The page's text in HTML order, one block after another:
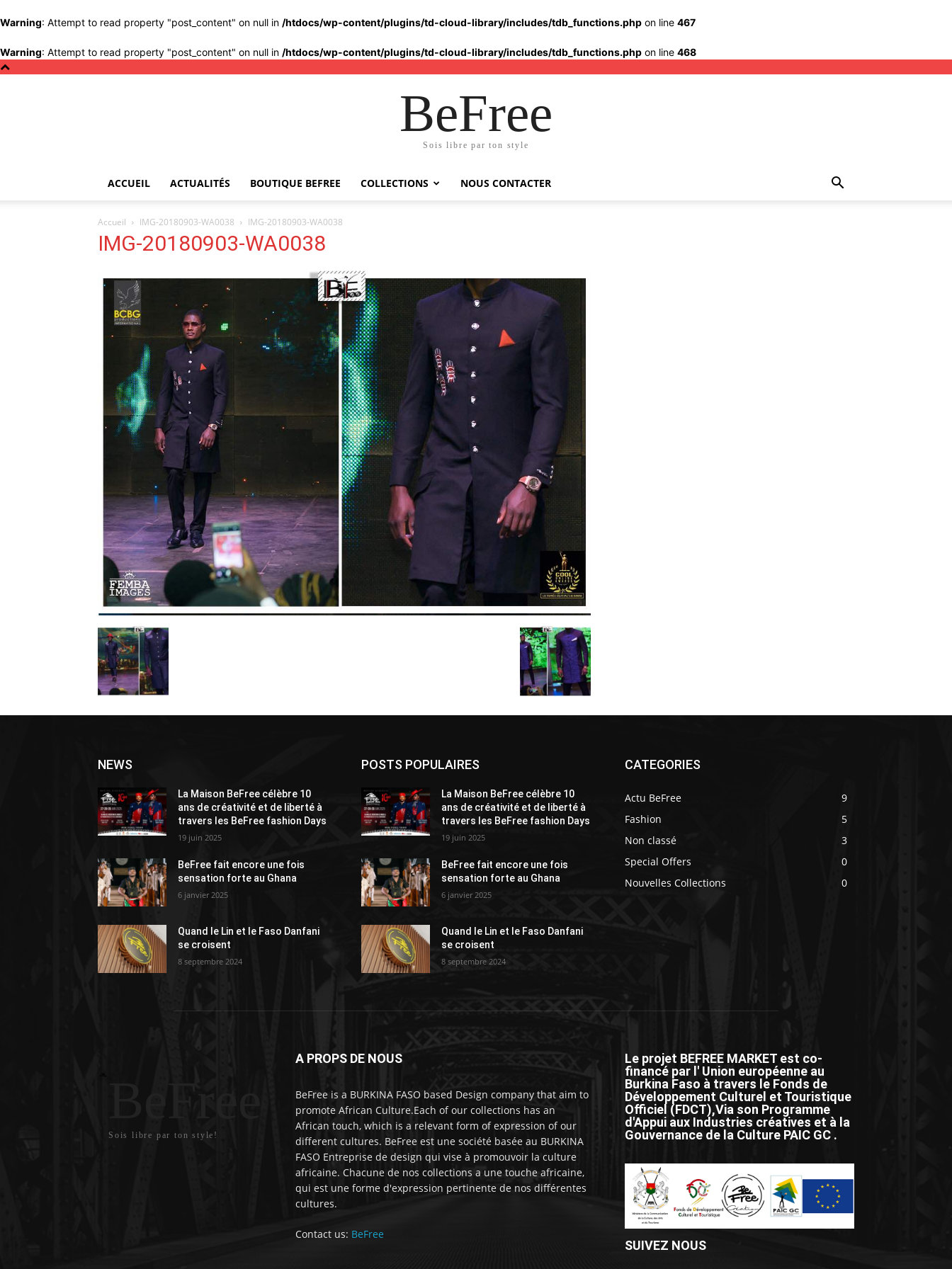
Warning: Attempt to read property "post_content" on null in /htdocs/wp-content/plugins/td-cloud-library/includes/tdb_functions.php on line 467
Warning: Attempt to read property "post_content" on null in /htdocs/wp-content/plugins/td-cloud-library/includes/tdb_functions.php on line 468
BeFree
Sois libre par ton style
ACCUEIL ACTUALITÉS BOUTIQUE BEFREE COLLECTIONS NOUS CONTACTER
Accueil IMG-20180903-WA0038 IMG-20180903-WA0038
IMG-20180903-WA0038
NEWS
La Maison BeFree célèbre 10
ans de créativité et de liberté à
travers les BeFree fashion Days
19 juin 2025
BeFree fait encore une fois
sensation forte au Ghana
6 janvier 2025
Quand le Lin et le Faso Danfani
se croisent
8 septembre 2024
POSTS POPULAIRES
La Maison BeFree célèbre 10
ans de créativité et de liberté à
travers les BeFree fashion Days
19 juin 2025
BeFree fait encore une fois
sensation forte au Ghana
6 janvier 2025
Quand le Lin et le Faso Danfani
se croisent
8 septembre 2024
CATEGORIES
Actu BeFree
9
Fashion
5
Non classé
3
Special Offers
0
Nouvelles Collections
0
Sois libre par ton style!
A PROPS DE NOUS
BeFree is a BURKINA FASO based Design company that aim to
promote African Culture.Each of our collections has an
African touch, which is a relevant form of expression of our
different cultures. BeFree est une société basée au BURKINA
FASO Entreprise de design qui vise à promouvoir la culture
africaine. Chacune de nos collections a une touche africaine,
qui est une forme d'expression pertinente de nos différentes
cultures.
Contact us: BeFree
Le projet BEFREE MARKET est co-
financé par l' Union européenne au
Burkina Faso à travers le Fonds de
Développement Culturel et Touristique
Officiel (FDCT),Via son Programme
d'Appui aux Industries créatives et à la
Gouvernance de la Culture PAIC GC .
SUIVEZ NOUS